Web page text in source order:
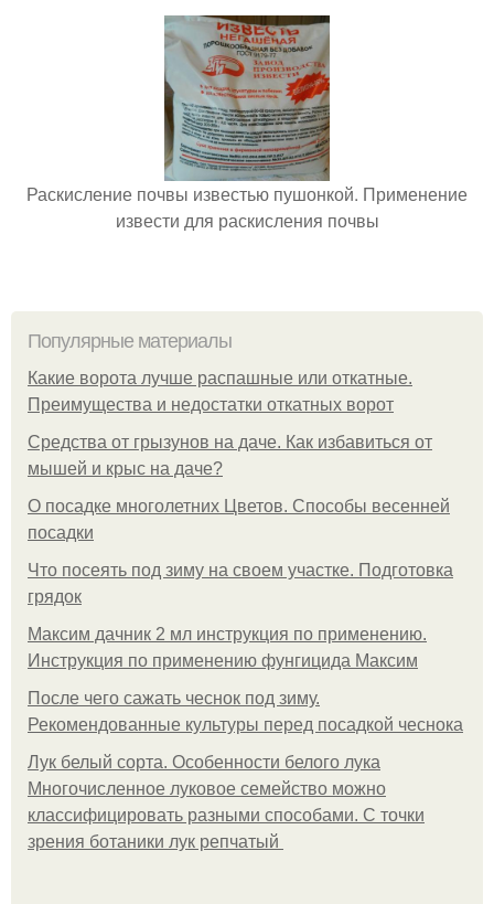
Раскисление почвы известью пушонкой. Применение
извести для раскисления почвы
Популярные материалы
Какие ворота лучше распашные или откатные.
Преимущества и недостатки откатных ворот
Средства от грызунов на даче. Как избавиться от
мышей и крыс на даче?
О посадке многолетних Цветов. Способы весенней
посадки
Что посеять под зиму на своем участке. Подготовка
грядок
Максим дачник 2 мл инструкция по применению.
Инструкция по применению фунгицида Максим
После чего сажать чеснок под зиму.
Рекомендованные культуры перед посадкой чеснока
Лук белый сорта. Особенности белого лука
Многочисленное луковое семейство можно
классифицировать разными способами. С точки
зрения ботаники лук репчатый